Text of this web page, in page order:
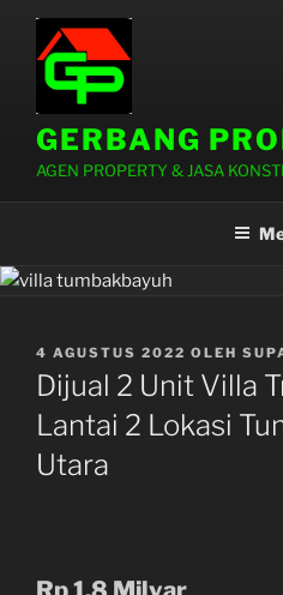
Lompat
konten
GERBANG
AGEN PROPERTY & JASA
DIPOSKAN
PADA
4 AGUSTUS 2022 OLEH
Dijual 2 Unit Villa
Lantai 2 Lokasi
Utara